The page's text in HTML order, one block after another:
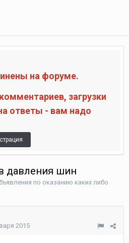
на форуме.
загрузки
ответы - вам надо
давления шин
по оказанию каких либо
2015